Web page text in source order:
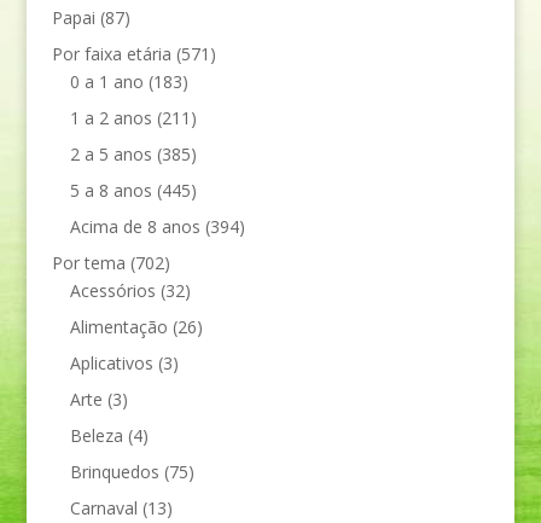
Papai (87)
Por faixa etária (571)
0 a 1 ano (183)
1 a 2 anos (211)
2 a 5 anos (385)
5 a 8 anos (445)
Acima de 8 anos (394)
Por tema (702)
Acessórios (32)
Alimentação (26)
Aplicativos (3)
Arte (3)
Beleza (4)
Brinquedos (75)
Carnaval (13)